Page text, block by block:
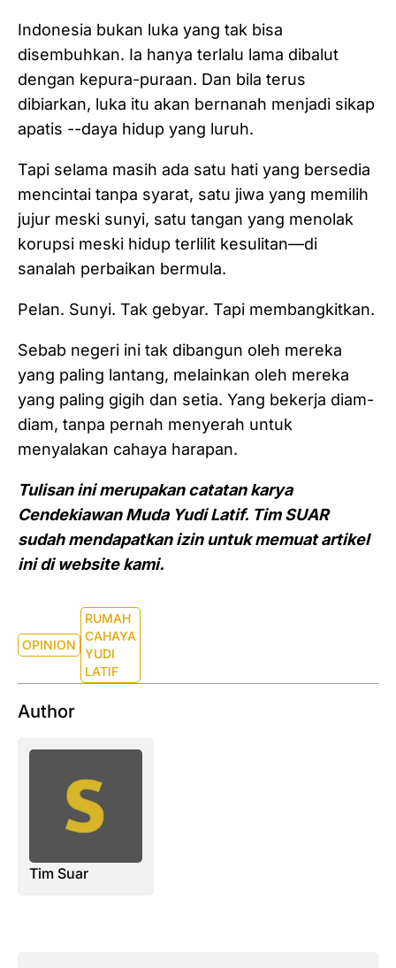
Indonesia bukan luka yang tak bisa
disembuhkan. Ia hanya terlalu lama dibalut
dengan kepura-puraan. Dan bila terus
dibiarkan, luka itu akan bernanah menjadi sikap
apatis --daya hidup yang luruh.
Tapi selama masih ada satu hati yang bersedia
mencintai tanpa syarat, satu jiwa yang memilih
jujur meski sunyi, satu tangan yang menolak
korupsi meski hidup terlilit kesulitan—di
sanalah perbaikan bermula.
Pelan. Sunyi. Tak gebyar. Tapi membangkitkan.
Sebab negeri ini tak dibangun oleh mereka
yang paling lantang, melainkan oleh mereka
yang paling gigih dan setia. Yang bekerja diam-
diam, tanpa pernah menyerah untuk
menyalakan cahaya harapan.
Tulisan ini merupakan catatan karya
Cendekiawan Muda Yudi Latif. Tim SUAR
sudah mendapatkan izin untuk memuat artikel
ini di website kami.
OPINION
RUMAH
CAHAYA
YUDI
LATIF
Author
Tim Suar